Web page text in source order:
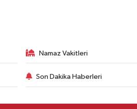
Namaz Vakitleri
Son Dakika Haberleri